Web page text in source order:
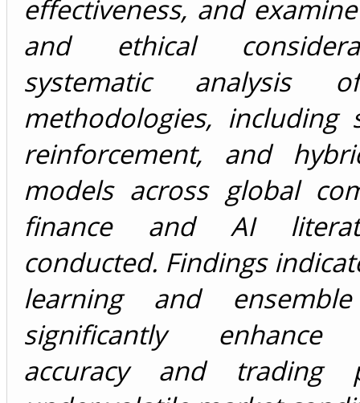
effectiveness, and
and ethical
systematic analysis
methodologies, including
reinforcement, and
models across global
finance and AI
conducted. Findings
learning and
significantly enhance
accuracy and trading